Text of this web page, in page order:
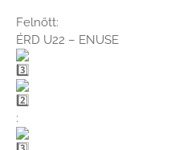
Felnőtt:
ÉRD U22 – ENUSE
: